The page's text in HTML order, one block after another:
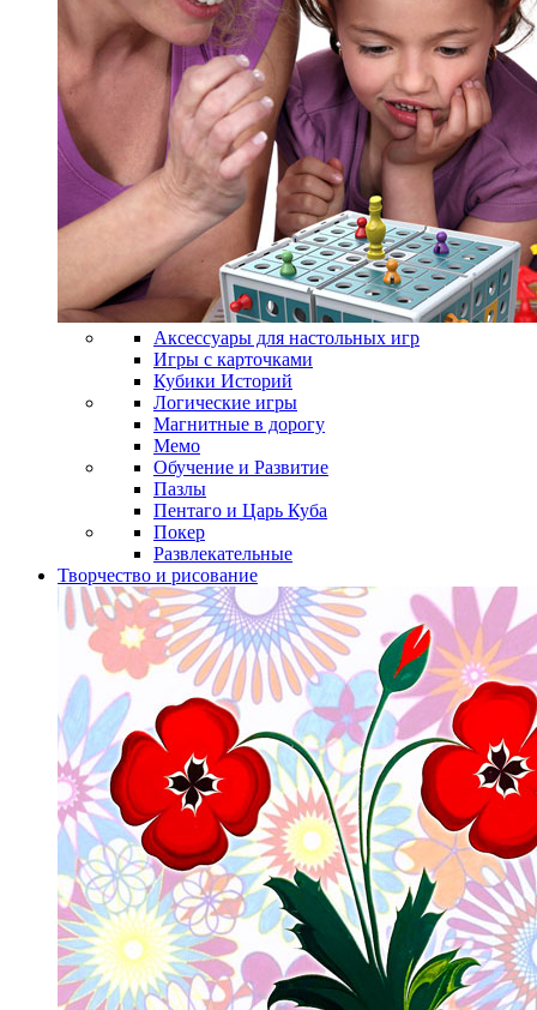
Аксессуары для настольных игр
Игры с карточками
Кубики Историй
Логические игры
Магнитные в дорогу
Мемо
Обучение и Развитие
Пазлы
Пентаго и Царь Куба
Покер
Развлекательные
Творчество и рисование